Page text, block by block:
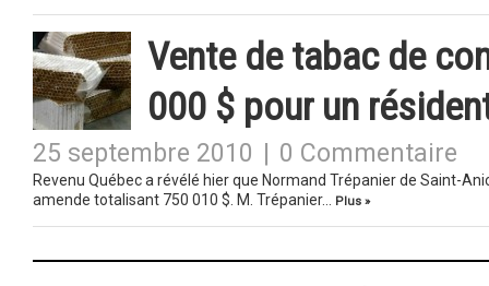
Vente de tabac de
000 $ pour un
25 septembre 2010 0 Commentaire
Revenu Québec a révélé hier que Normand Trépanier de Saint-
amende totalisant 750 010 $. M. Trépanier…
Plus »